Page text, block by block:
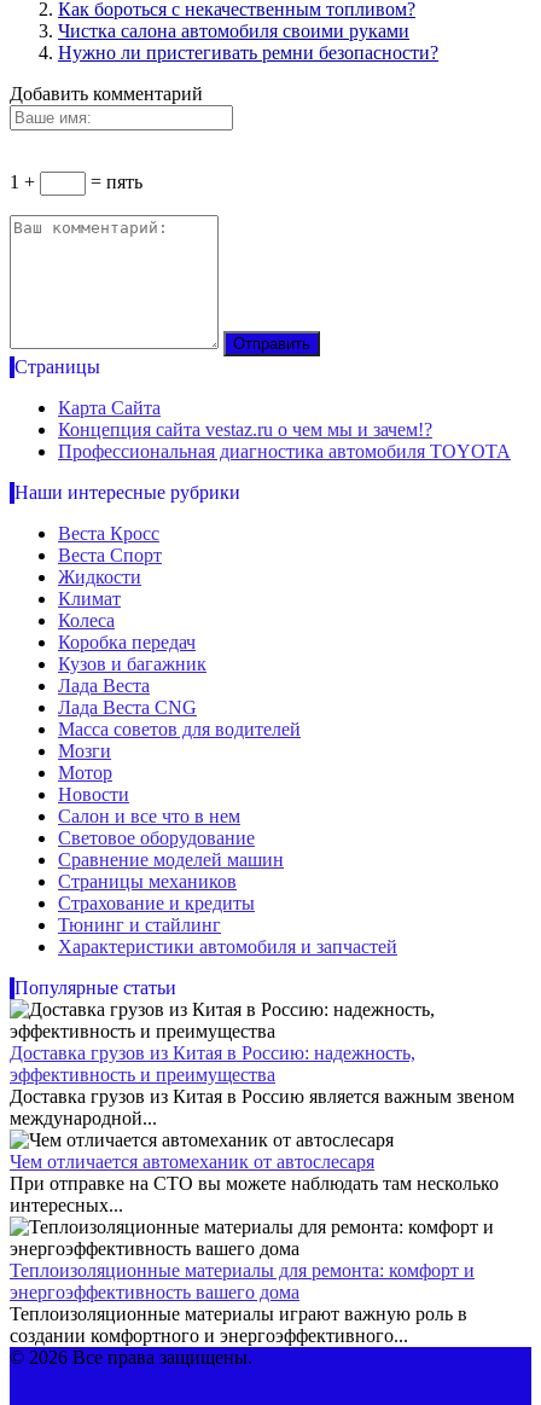
Как бороться с некачественным топливом?
Чистка салона автомобиля своими руками
Нужно ли пристегивать ремни безопасности?
Добавить комментарий
1 + = пять
Страницы
Карта Сайта
Концепция сайта vestaz.ru о чем мы и зачем!?
Профессиональная диагностика автомобиля TOYOTA
Наши интересные рубрики
Веста Кросс
Веста Спорт
Жидкости
Климат
Колеса
Коробка передач
Кузов и багажник
Лада Веста
Лада Веста CNG
Масса советов для водителей
Мозги
Мотор
Новости
Салон и все что в нем
Световое оборудование
Сравнение моделей машин
Страницы механиков
Страхование и кредиты
Тюнинг и стайлинг
Характеристики автомобиля и запчастей
Популярные статьи
Доставка грузов из Китая в Россию: надежность,
эффективность и преимущества
Доставка грузов из Китая в Россию является важным звеном
международной...
Чем отличается автомеханик от автослесаря
При отправке на СТО вы можете наблюдать там несколько
интересных...
Теплоизоляционные материалы для ремонта: комфорт и
энергоэффективность вашего дома
Теплоизоляционные материалы играют важную роль в
создании комфортного и энергоэффективного...
© 2026 Все права защищены.